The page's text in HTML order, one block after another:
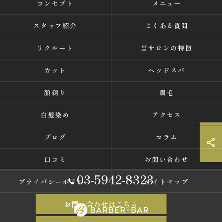
03-5942-8323
お問い合わせはこちら
コンセプト メニュー
スタッフ紹介 よくある質問
リクルート 当サロンの特徴
カット ヘッドスパ
顔剃り 眉毛
白髪染め アクセス
ブログ コラム
口コミ お問い合わせ
プライバシーポリシー サイトマップ